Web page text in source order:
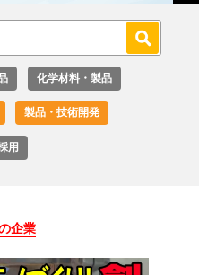
化学材料・製品
製品・技術開発
用
企業